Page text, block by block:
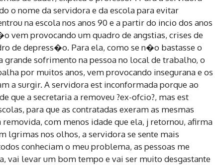
o nome da servidora e da escola para evitar
na escola nos anos 90 e a partir do incio dos anos
vem provocando um quadro de angstias, crises de
de depress�o. Para ela, como se n�o bastasse o
grande sofrimento na pessoa no local de trabalho, o
por muitos anos, vem provocando insegurana e os
a surgir. A servidora est inconformada porque ao
que a secretaria a removeu ?ex-ofcio?, mas est
para que as contratadas exeram as mesmas
removida, com menos idade que ela, j retornou, afirma
lgrimas nos olhos, a servidora se sente mais
conheciam o meu problema, as pessoas me
vai levar um bom tempo e vai ser muito desgastante